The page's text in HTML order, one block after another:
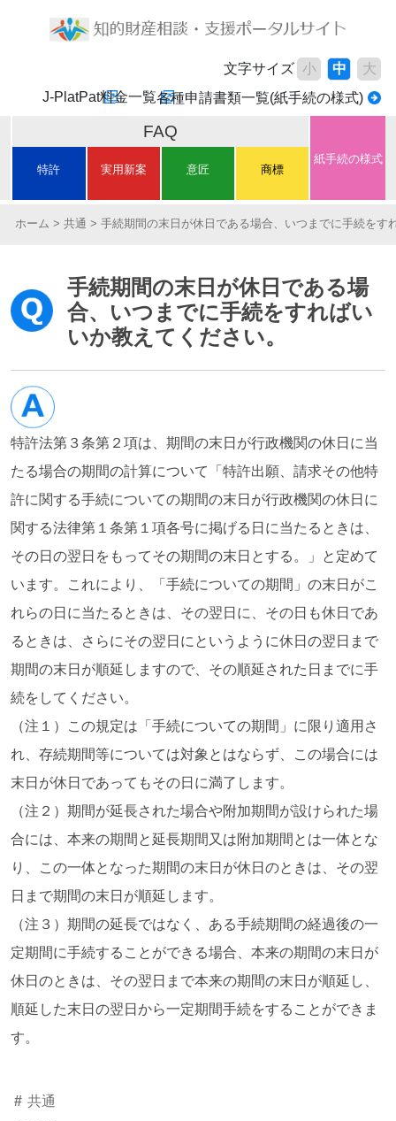
文字サイズ 小 中
大
J-PlatPat料金一覧各種申請書類一覧(紙手続の様式)
FAQ
特許 実用新案 意匠 商標
紙手続の様式
ホーム 共通 手続期間の末日が休日である場合、いつまでに手続をす
手続期間の末日が休日である場
合、いつまでに手続をすればい
いか教えてください。
特許法第３条第２項は、期間の末日が行政機関の休日に当
たる場合の期間の計算について「特許出願、請求その他特
許に関する手続についての期間の末日が行政機関の休日に
関する法律第１条第１項各号に掲げる日に当たるときは、
その日の翌日をもってその期間の末日とする。」と定めて
います。これにより、「手続についての期間」の末日がこ
れらの日に当たるときは、その翌日に、その日も休日であ
るときは、さらにその翌日にというように休日の翌日まで
期間の末日が順延しますので、その順延された日までに手
続をしてください。
（注１）この規定は「手続についての期間」に限り適用さ
れ、存続期間等については対象とはならず、この場合には
末日が休日であってもその日に満了します。
（注２）期間が延長された場合や附加期間が設けられた場
合には、本来の期間と延長期間又は附加期間とは一体とな
り、この一体となった期間の末日が休日のときは、その翌
日まで期間の末日が順延します。
（注３）期間の延長ではなく、ある手続期間の経過後の一
定期間に手続することができる場合、本来の期間の末日が
休日のときは、その翌日まで本来の期間の末日が順延し、
順延した末日の翌日から一定期間手続をすることができま
す。
共通